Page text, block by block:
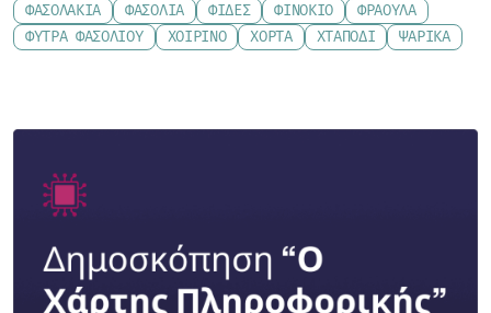
ΦΑΣΟΛΆΚΙΑ
ΦΑΣΌΛΙΑ ΦΙΔΈΣ ΦΙΝΌΚΙΟ
ΦΡΆΟΥΛΑ
ΦΎΤΡΑ ΦΑΣΟΛΙΟΎ
ΧΟΙΡΙΝΌ ΧΌΡΤΑ ΧΤΑΠΌΔΙ ΨΑΡΙΚΆ